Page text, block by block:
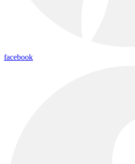
facebook